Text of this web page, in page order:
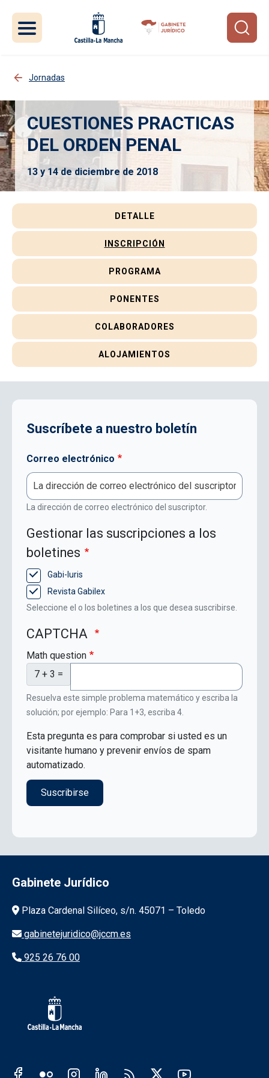
Jornadas
CUESTIONES PRACTICAS
DEL ORDEN PENAL
13 y 14 de diciembre de 2018
Jornada
DETALLE
INSCRIPCIÓN
PROGRAMA
PONENTES
COLABORADORES
ALOJAMIENTOS
Suscríbete a nuestro boletín
Correo electrónico
La dirección de correo electrónico del suscriptor.
Gestionar las suscripciones a los
boletines
Gabi-Iuris
Revista Gabilex
Seleccione el o los boletines a los que desea suscribirse.
CAPTCHA
Math question
7 + 3 =
Resuelva este simple problema matemático y escriba la
solución; por ejemplo: Para 1+3, escriba 4.
Esta pregunta es para comprobar si usted es un
visitante humano y prevenir envíos de spam
automatizado.
Gabinete Jurídico
Información de la institución
Plaza Cardenal Silíceo, s/n. 45071 – Toledo
gabinetejuridico@jccm.es
925 26 76 00